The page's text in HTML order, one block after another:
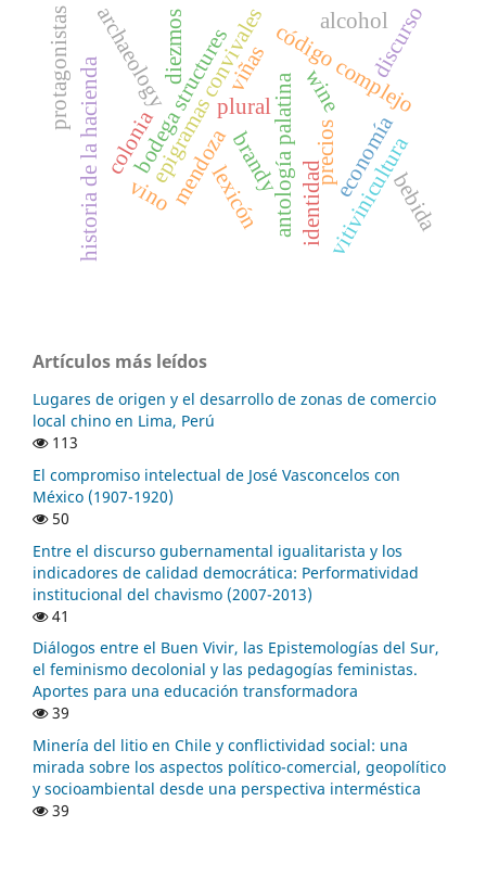
epigramas convivalesantología palatina
vino
código complejo
plural wine
brandy
bodega structures
archaeology
colonia precioseconomía
historia de la hacienda vitivinicultura
diezmos
mendoza
protagonistas viñas discurso
lexicón bebida
alcohol
identidad
Artículos más leídos
Lugares de origen y el desarrollo de zonas de comercio
local chino en Lima, Perú
113
El compromiso intelectual de José Vasconcelos con
México (1907-1920)
50
Entre el discurso gubernamental igualitarista y los
indicadores de calidad democrática: Performatividad
institucional del chavismo (2007-2013)
41
Diálogos entre el Buen Vivir, las Epistemologías del Sur,
el feminismo decolonial y las pedagogías feministas.
Aportes para una educación transformadora
39
Minería del litio en Chile y conflictividad social: una
mirada sobre los aspectos político-comercial, geopolítico
y socioambiental desde una perspectiva interméstica
39